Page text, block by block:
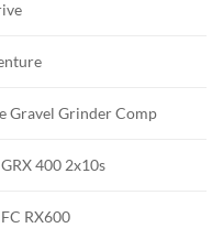
Gravel Grinder Comp
400 2x10s
RX600